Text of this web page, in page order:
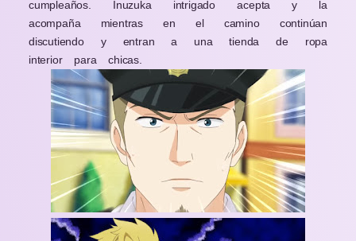
cumpleaños. Inuzuka intrigado acepta y la
acompaña mientras en el camino continúan
discutiendo y entran a una tienda de ropa
interior para chicas.